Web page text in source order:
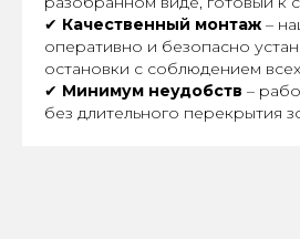
✔ Качественный монтаж –
оперативно и безопасно
остановки с соблюдением
✔ Минимум неудобств –
без длительного перекрытия